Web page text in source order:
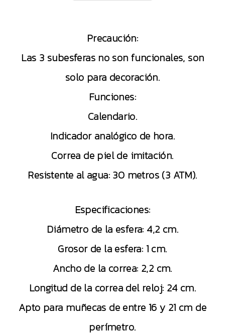
Precaución:
Las 3 subesferas no son funcionales, son
solo para decoración.
Funciones:
Calendario.
Indicador analógico de hora.
Correa de piel de imitación.
Resistente al agua: 30 metros (3 ATM).
Especificaciones:
Diámetro de la esfera: 4,2 cm.
Grosor de la esfera: 1 cm.
Ancho de la correa: 2,2 cm.
Longitud de la correa del reloj: 24 cm.
Apto para muñecas de entre 16 y 21 cm de
perímetro.